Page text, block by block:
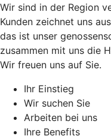
Wir sind in der Region
Kunden zeichnet uns
das ist unser
zusammen mit uns die
Wir freuen uns auf Sie.
Ihr Einstieg
Wir suchen Sie
Arbeiten bei uns
Ihre Benefits